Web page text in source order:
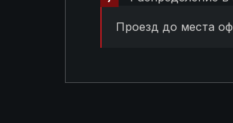
Проезд до места